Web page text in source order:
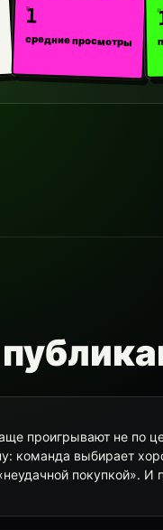
1
средние просмотры
проигрывают не по
команда выбирает
покупкой». И